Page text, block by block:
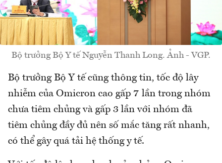
Bộ trưởng Bộ Y tế Nguyễn Thanh Long. Ảnh - VGP.
Bộ trưởng Bộ Y tế cũng thông tin, tốc độ lây
nhiễm của Omicron cao gấp 7 lần trong nhóm
chưa tiêm chủng và gấp 3 lần với nhóm đã
tiêm chủng đầy đủ nên số mắc tăng rất nhanh,
có thể gây quá tải hệ thống y tế.